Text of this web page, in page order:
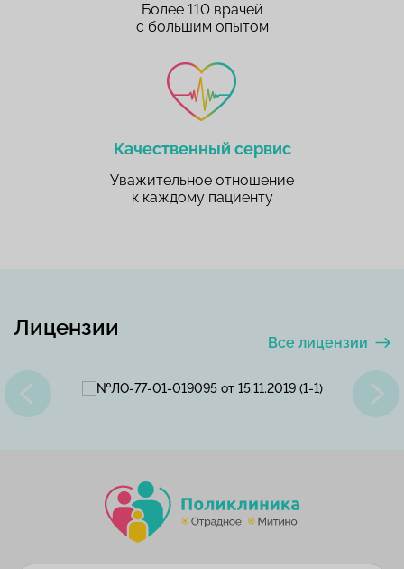
Более 110 врачей
с большим опытом
Качественный сервис
Уважительное отношение
к каждому пациенту
Лицензии
Все лицензии